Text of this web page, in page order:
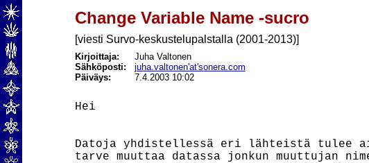
Change Variable Name -sucro
[viesti Survo-keskustelupalstalla (2001-2013)]
Kirjoittaja:
Juha Valtonen
Sähköposti: juha.valtonen'at'sonera.com
Päiväys:
7.4.2003 10:02
Hei
Datoja yhdistellessä eri lähteistä tulee
tarve muuttaa datassa jonkun muuttujan